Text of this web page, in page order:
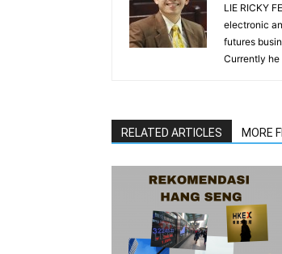
LIE RICKY
electronic
futures
Currently he
RELATED ARTICLES MORE